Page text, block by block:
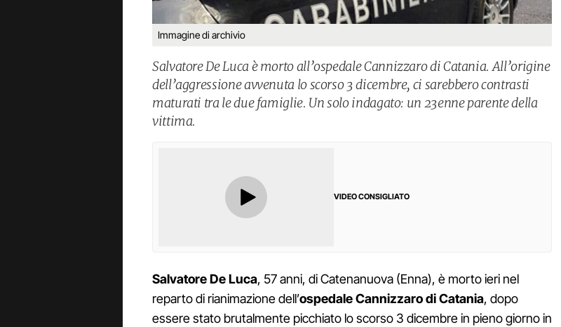
Immagine di archivio
Salvatore De Luca è morto all’ospedale Cannizzaro di Catania. All’origine
dell’aggressione avvenuta lo scorso 3 dicembre, ci sarebbero contrasti
maturati tra le due famiglie. Un solo indagato: un 23enne parente della
vittima.
VIDEO CONSIGLIATO
Salvatore De Luca, 57 anni, di Catenanuova (Enna), è morto ieri nel
reparto di rianimazione dell’ospedale Cannizzaro di Catania, dopo
essere stato brutalmente picchiato lo scorso 3 dicembre in pieno giorno in